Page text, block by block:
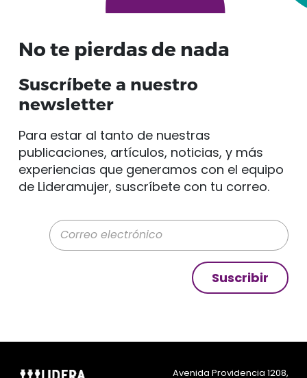
No te pierdas de nada
Suscríbete a nuestro
newsletter
Para estar al tanto de nuestras
publicaciones, artículos, noticias, y más
experiencias que generamos con el equipo
de Lideramujer, suscríbete con tu correo.
Correo electrónico
Suscribir
Avenida Providencia 1208,